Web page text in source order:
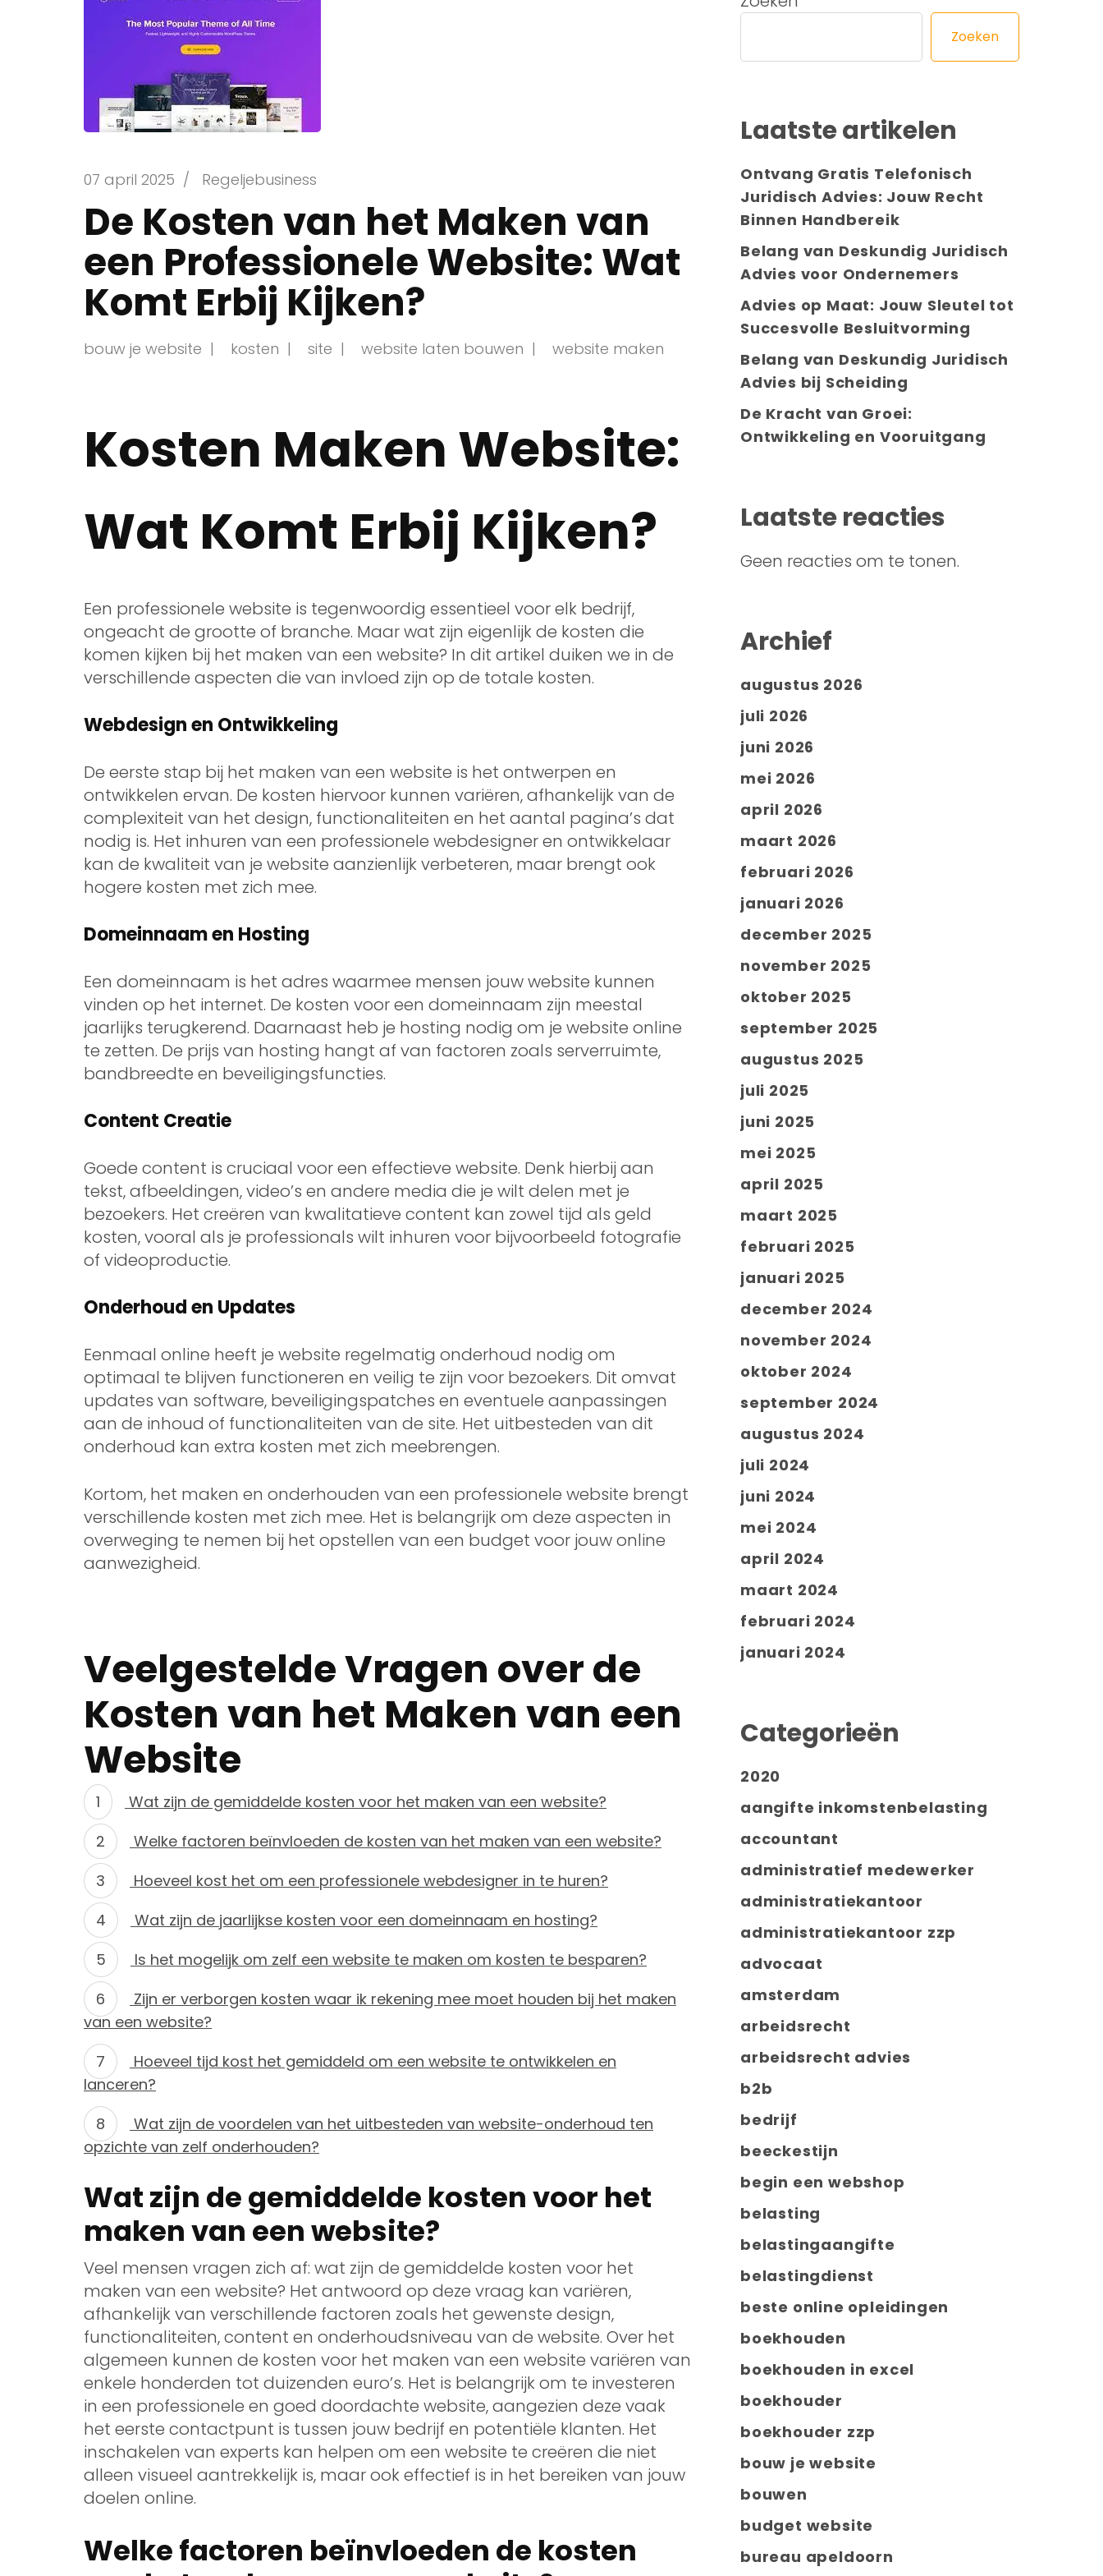
07 april 2025 / Regeljebusiness
De Kosten van het Maken van
een Professionele Website: Wat
Komt Erbij Kijken?
bouw je website kosten site website laten bouwen website maken
Kosten Maken Website:
Wat Komt Erbij Kijken?
Een professionele website is tegenwoordig essentieel voor elk bedrijf,
ongeacht de grootte of branche. Maar wat zijn eigenlijk de kosten die
komen kijken bij het maken van een website? In dit artikel duiken we in de
verschillende aspecten die van invloed zijn op de totale kosten.
Webdesign en Ontwikkeling
De eerste stap bij het maken van een website is het ontwerpen en
ontwikkelen ervan. De kosten hiervoor kunnen variëren, afhankelijk van de
complexiteit van het design, functionaliteiten en het aantal pagina’s dat
nodig is. Het inhuren van een professionele webdesigner en ontwikkelaar
kan de kwaliteit van je website aanzienlijk verbeteren, maar brengt ook
hogere kosten met zich mee.
Domeinnaam en Hosting
Een domeinnaam is het adres waarmee mensen jouw website kunnen
vinden op het internet. De kosten voor een domeinnaam zijn meestal
jaarlijks terugkerend. Daarnaast heb je hosting nodig om je website online
te zetten. De prijs van hosting hangt af van factoren zoals serverruimte,
bandbreedte en beveiligingsfuncties.
Content Creatie
Goede content is cruciaal voor een effectieve website. Denk hierbij aan
tekst, afbeeldingen, video’s en andere media die je wilt delen met je
bezoekers. Het creëren van kwalitatieve content kan zowel tijd als geld
kosten, vooral als je professionals wilt inhuren voor bijvoorbeeld fotografie
of videoproductie.
Onderhoud en Updates
Eenmaal online heeft je website regelmatig onderhoud nodig om
optimaal te blijven functioneren en veilig te zijn voor bezoekers. Dit omvat
updates van software, beveiligingspatches en eventuele aanpassingen
aan de inhoud of functionaliteiten van de site. Het uitbesteden van dit
onderhoud kan extra kosten met zich meebrengen.
Kortom, het maken en onderhouden van een professionele website brengt
verschillende kosten met zich mee. Het is belangrijk om deze aspecten in
overweging te nemen bij het opstellen van een budget voor jouw online
aanwezigheid.
Veelgestelde Vragen over de
Kosten van het Maken van een
Website
Wat zijn de gemiddelde kosten voor het maken van een website?
Welke factoren beïnvloeden de kosten van het maken van een website?
Hoeveel kost het om een professionele webdesigner in te huren?
Wat zijn de jaarlijkse kosten voor een domeinnaam en hosting?
Is het mogelijk om zelf een website te maken om kosten te besparen?
Zijn er verborgen kosten waar ik rekening mee moet houden bij het maken
van een website?
Hoeveel tijd kost het gemiddeld om een website te ontwikkelen en
lanceren?
Wat zijn de voordelen van het uitbesteden van website-onderhoud ten
opzichte van zelf onderhouden?
Wat zijn de gemiddelde kosten voor het
maken van een website?
Veel mensen vragen zich af: wat zijn de gemiddelde kosten voor het
maken van een website? Het antwoord op deze vraag kan variëren,
afhankelijk van verschillende factoren zoals het gewenste design,
functionaliteiten, content en onderhoudsniveau van de website. Over het
algemeen kunnen de kosten voor het maken van een website variëren van
enkele honderden tot duizenden euro’s. Het is belangrijk om te investeren
in een professionele en goed doordachte website, aangezien deze vaak
het eerste contactpunt is tussen jouw bedrijf en potentiële klanten. Het
inschakelen van experts kan helpen om een website te creëren die niet
alleen visueel aantrekkelijk is, maar ook effectief is in het bereiken van jouw
doelen online.
Welke factoren beïnvloeden de kosten
Zoeken
Laatste artikelen
Ontvang Gratis Telefonisch
Juridisch Advies: Jouw Recht
Binnen Handbereik
Belang van Deskundig Juridisch
Advies voor Ondernemers
Advies op Maat: Jouw Sleutel tot
Succesvolle Besluitvorming
Belang van Deskundig Juridisch
Advies bij Scheiding
De Kracht van Groei:
Ontwikkeling en Vooruitgang
Laatste reacties
Geen reacties om te tonen.
Archief
augustus 2026
juli 2026
juni 2026
mei 2026
april 2026
maart 2026
februari 2026
januari 2026
december 2025
november 2025
oktober 2025
september 2025
augustus 2025
juli 2025
juni 2025
mei 2025
april 2025
maart 2025
februari 2025
januari 2025
december 2024
november 2024
oktober 2024
september 2024
augustus 2024
juli 2024
juni 2024
mei 2024
april 2024
maart 2024
februari 2024
januari 2024
Categorieën
2020
aangifte inkomstenbelasting
accountant
administratief medewerker
administratiekantoor
administratiekantoor zzp
advocaat
amsterdam
arbeidsrecht
arbeidsrecht advies
b2b
bedrijf
beeckestijn
begin een webshop
belasting
belastingaangifte
belastingdienst
beste online opleidingen
boekhouden
boekhouden in excel
boekhouder
boekhouder zzp
bouw je website
bouwen
budget website
bureau apeldoorn